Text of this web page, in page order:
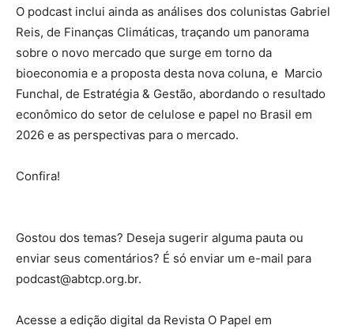
O podcast inclui ainda as análises dos colunistas Gabriel
Reis, de Finanças Climáticas, traçando um panorama
sobre o novo mercado que surge em torno da
bioeconomia e a proposta desta nova coluna, e Marcio
Funchal, de Estratégia & Gestão, abordando o resultado
econômico do setor de celulose e papel no Brasil em
2026 e as perspectivas para o mercado.
Confira!
Gostou dos temas? Deseja sugerir alguma pauta ou
enviar seus comentários? É só enviar um e-mail para
podcast@abtcp.org.br.
Acesse a edição digital da Revista O Papel em